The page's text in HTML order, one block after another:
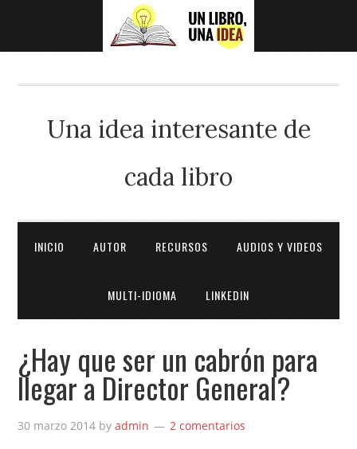
Una idea interesante de
cada libro
INICIO AUTOR RECURSOS AUDIOS Y VIDEOS
MULTI-IDIOMA LINKEDIN
¿Hay que ser un cabrón para
llegar a Director General?
30 marzo 2014 byadmin 2 comentarios